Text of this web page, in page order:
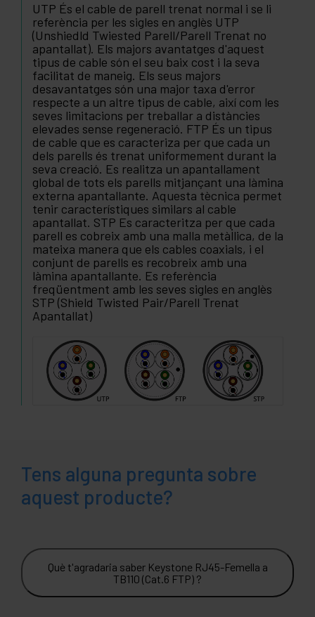
UTP És el cable de parell trenat normal i se li
referència per les sigles en anglès UTP
(Unshiedld Twiested Parell/Parell Trenat no
apantallat). Els majors avantatges d'aquest
tipus de cable són el seu baix cost i la seva
facilitat de maneig. Els seus majors
desavantatges són una major taxa d'error
respecte a un altre tipus de cable, així com les
seves limitacions per treballar a distàncies
elevades sense regeneració. FTP És un tipus
de cable que es caracteriza per que cada un
dels parells és trenat uniformement durant la
seva creació. Es realitza un apantallament
global de tots els parells mitjançant una làmina
externa apantallante. Aquesta tècnica permet
tenir característiques similars al cable
apantallat. STP Es caracteritza per que cada
parell es cobreix amb una malla metàl·lica, de la
mateixa manera que els cables coaxials, i el
conjunt de parells es recobreix amb una
làmina apantallante. Es referència
freqüentment amb les seves sigles en anglès
STP (Shield Twisted Pair/Parell Trenat
Apantallat)
Tens alguna pregunta sobre
aquest producte?
Què t'agradaria saber Keystone RJ45-Femella a
TB110 (Cat.6 FTP) ?